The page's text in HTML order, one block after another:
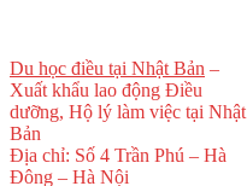
Du học điều tại Nhật Bản –
Xuất khẩu lao động Điều
dưỡng, Hộ lý làm việc tại Nhật
Bản
Địa chỉ: Số 4 Trần Phú – Hà
Đông – Hà Nội